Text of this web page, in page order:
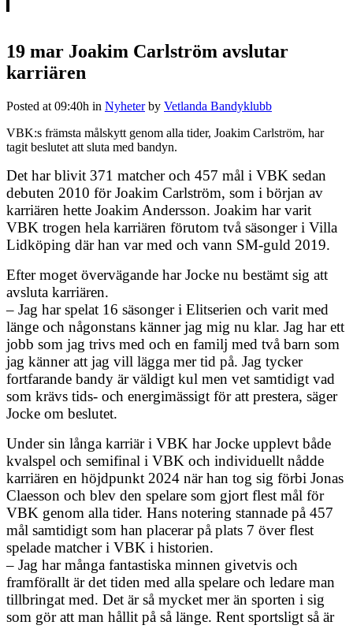
19 mar Joakim Carlström avslutar
karriären
Posted at 09:40h in Nyheter by Vetlanda Bandyklubb
VBK:s främsta målskytt genom alla tider, Joakim Carlström, har
tagit beslutet att sluta med bandyn.
Det har blivit 371 matcher och 457 mål i VBK sedan
debuten 2010 för Joakim Carlström, som i början av
karriären hette Joakim Andersson. Joakim har varit
VBK trogen hela karriären förutom två säsonger i Villa
Lidköping där han var med och vann SM-guld 2019.
Efter moget övervägande har Jocke nu bestämt sig att
avsluta karriären.
– Jag har spelat 16 säsonger i Elitserien och varit med
länge och någonstans känner jag mig nu klar. Jag har ett
jobb som jag trivs med och en familj med två barn som
jag känner att jag vill lägga mer tid på. Jag tycker
fortfarande bandy är väldigt kul men vet samtidigt vad
som krävs tids- och energimässigt för att prestera, säger
Jocke om beslutet.
Under sin långa karriär i VBK har Jocke upplevt både
kvalspel och semifinal i VBK och individuellt nådde
karriären en höjdpunkt 2024 när han tog sig förbi Jonas
Claesson och blev den spelare som gjort flest mål för
VBK genom alla tider. Hans notering stannade på 457
mål samtidigt som han placerar på plats 7 över flest
spelade matcher i VBK i historien.
– Jag har många fantastiska minnen givetvis och
framförallt är det tiden med alla spelare och ledare man
tillbringat med. Det är så mycket mer än sporten i sig
som gör att man hållit på så länge. Rent sportsligt så är